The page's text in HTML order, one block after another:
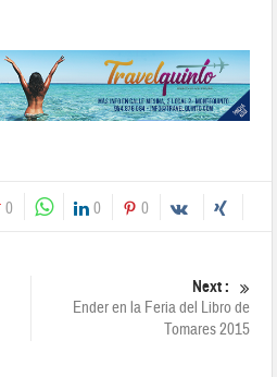
0 0 0
Next :
Ender en la Feria del Libro de
Tomares 2015